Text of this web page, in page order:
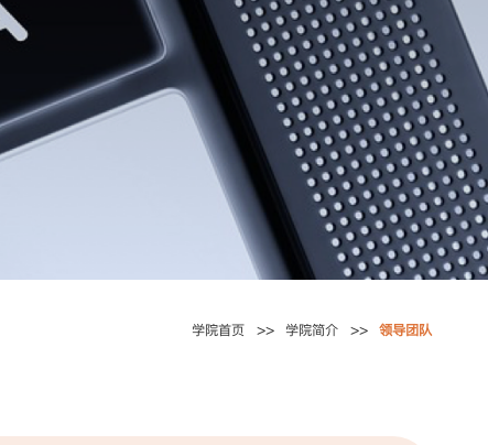
学院首页 学院简介 领导团队